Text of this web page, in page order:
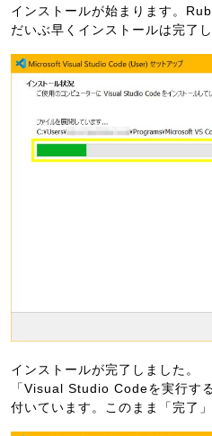
インストールが始まります。
だいぶ早くインストールは完了し
インストールが完了しました。
「Visual Studio Codeを実行す
付いています。このまま「完了